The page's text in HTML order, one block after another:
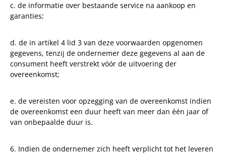
c. de informatie over bestaande service na aankoop en
garanties;
d. de in artikel 4 lid 3 van deze voorwaarden opgenomen
gegevens, tenzij de ondernemer deze gegevens al aan de
consument heeft verstrekt vóór de uitvoering der
overeenkomst;
e. de vereisten voor opzegging van de overeenkomst indien
de overeenkomst een duur heeft van meer dan één jaar of
van onbepaalde duur is.
6. Indien de ondernemer zich heeft verplicht tot het leveren